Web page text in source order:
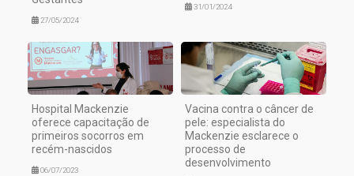
27/05/2024
31/01/2024
Hospital Mackenzie
oferece capacitação de
primeiros socorros em
recém-nascidos
06/07/2023
Vacina contra o câncer de
pele: especialista do
Mackenzie esclarece o
processo de
desenvolvimento